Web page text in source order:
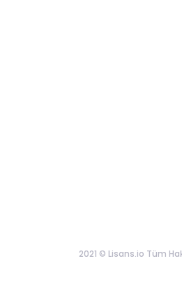
2021 © Lisans.io Tüm